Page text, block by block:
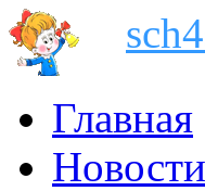
Главная
Новости